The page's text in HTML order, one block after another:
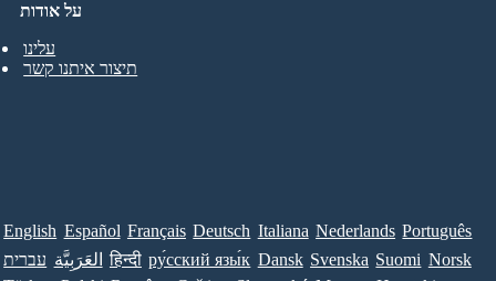
על אודות
עלינו
תיצור איתנו קשר
English Español Français Deutsch Italiana Nederlands Português
עברית العَرَبِيَّة हिन्दी ру́сский язы́к Dansk Svenska Suomi Norsk